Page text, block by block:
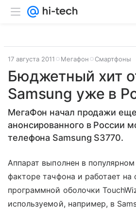
17 августа 2011 Мегафон Смартфоны
Бюджетный хит
Samsung уже в
МегаФон начал продажи
анонсированного в России
телефона Samsung S3770.
Аппарат выполнен в
факторе тачфона и работает на
программной оболочки
используемой, например, в